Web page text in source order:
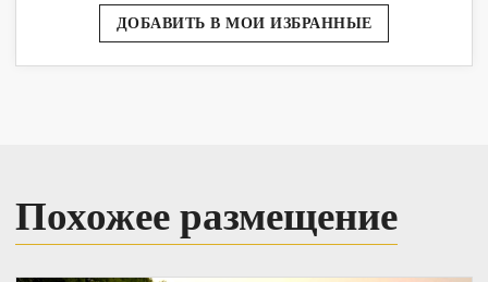
ДОБАВИТЬ В МОИ ИЗБРАННЫЕ
Похожее размещение